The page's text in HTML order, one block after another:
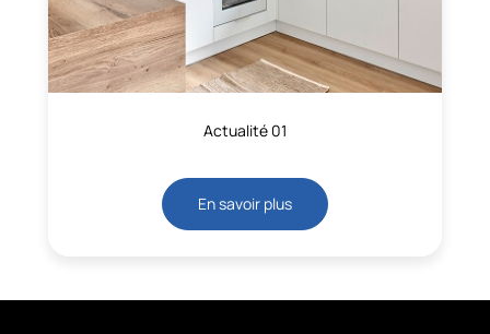
Actualité 01
En savoir plus